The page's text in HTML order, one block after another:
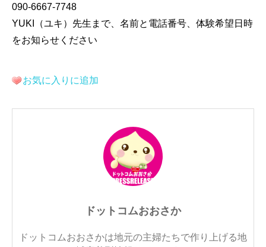
090-6667-7748
YUKI（ユキ）先生まで、名前と電話番号、体験希望日時
をお知らせください
お気に入りに追加
ドットコムおおさか
ドットコムおおさかは地元の主婦たちで作り上げる地